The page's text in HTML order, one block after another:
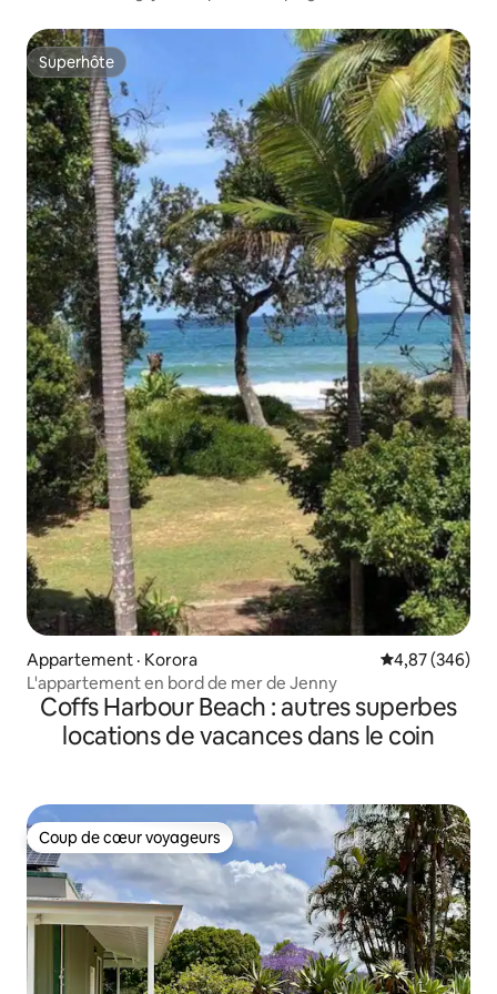
Superhôte
Superhôte
Appartement · Korora Note
4,87 (346)
L'appartement en bord de mer de Jenny
Coffs Harbour Beach : autres superbes
locations de vacances dans le coin
Coup de cœur voyageurs
Coup de cœur voyageurs